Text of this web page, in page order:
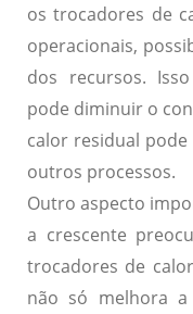
os trocadores de
operacionais,
dos recursos.
pode diminuir o
calor residual
outros processos.
Outro aspecto
a crescente
trocadores de
não só melhora a